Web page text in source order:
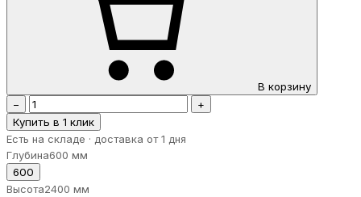
В корзину
−
+
Купить в 1 клик
Есть на складе · доставка от 1 дня
Глубина600 мм
600
Высота2400 мм